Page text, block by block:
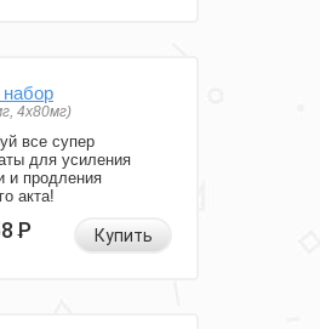
4х80мг)
все супер
для усиления
и продления
акта!
Р Купить